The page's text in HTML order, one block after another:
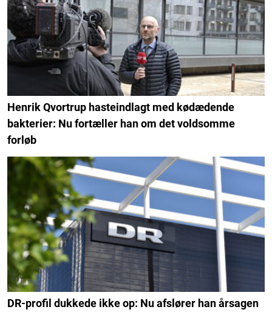
Henrik Qvortrup hasteindlagt med kødædende
bakterier: Nu fortæller han om det voldsomme
forløb
DR-profil dukkede ikke op: Nu afslører han årsagen